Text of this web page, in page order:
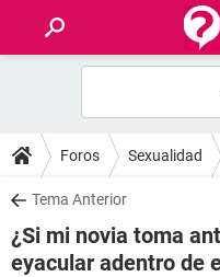
FOROS
SALUD
FAMILIA
Foros Sexualidad
Tema Anterior
¿Si mi novia toma
eyacular adentro de